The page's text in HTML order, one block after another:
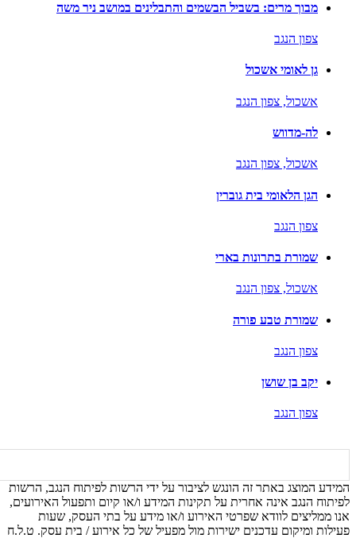
מבוך מרים: בשביל הבשמים והתבלינים במושב ניר משה
צפון הנגב
גן לאומי אשכול
אשכול, צפון הנגב
לה-מדווש
אשכול, צפון הנגב
הגן הלאומי בית גוברין
צפון הנגב
שמורת בתרונות בארי
אשכול, צפון הנגב
שמורת טבע פורה
צפון הנגב
יקב בן שושן
צפון הנגב
המידע המוצג באתר זה הונגש לציבור על ידי הרשות לפיתוח הנגב, הרשות
לפיתוח הנגב אינה אחרית על תקינות המידע ו/או קיום ותפעול האירועים,
אנו ממליצים לוודא שפרטי האירוע ו/או מידע על בתי העסק, שעות
פעילות ומיקום עדכנים ישירות מול מפעיל של כל אירוע / בית עסק. ט.ל.ח